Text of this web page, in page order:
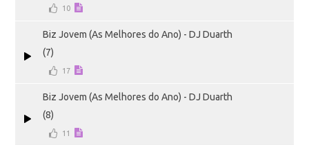
10
Biz Jovem (As Melhores do Ano) - DJ Duarth
(7)
17
Biz Jovem (As Melhores do Ano) - DJ Duarth
(8)
11